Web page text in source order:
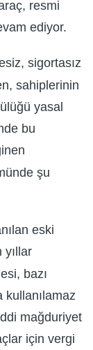
resmi
ediyor.
sigortasız
sahiplerinin
yasal
bu
şu
eski
yıllar
bazı
kullanılamaz
mağduriyet
için vergi